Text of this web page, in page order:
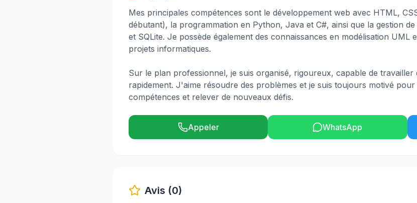
Mes principales compétences sont le développement web avec HTML,
débutant), la programmation en Python, Java et C#, ainsi que la gestion
et SQLite. Je possède également des connaissances en modélisation
projets informatiques.
Sur le plan professionnel, je suis organisé, rigoureux, capable de
rapidement. J'aime résoudre des problèmes et je suis toujours motivé
compétences et relever de nouveaux défis.
Appeler WhatsApp
Avis (0)